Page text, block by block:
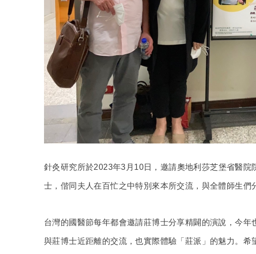
針灸研究所於2023年3月10日，邀請奧地利莎芝堡省醫
士，偕同夫人在百忙之中特別來本所交流，與全體師生們
台灣的國醫節每年都會邀請莊博士分享精闢的演說，今
與莊博士近距離的交流，也實際體驗「莊派」的魅力。